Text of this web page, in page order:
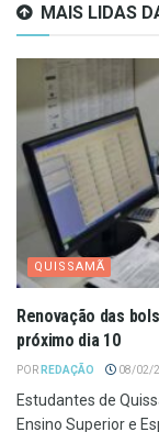
MAIS LIDAS
QUISSAMÃ
Renovação das
próximo dia 10
POR REDAÇÃO 08/02/
Estudantes de
Ensino Superior e